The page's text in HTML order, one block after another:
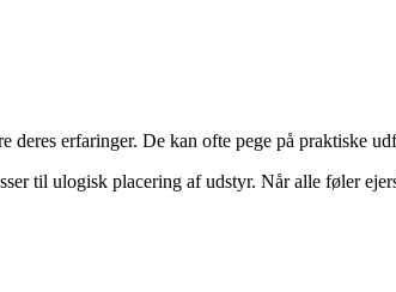
erfaringer. De kan ofte pege på praktiske
til ulogisk placering af udstyr. Når alle føler